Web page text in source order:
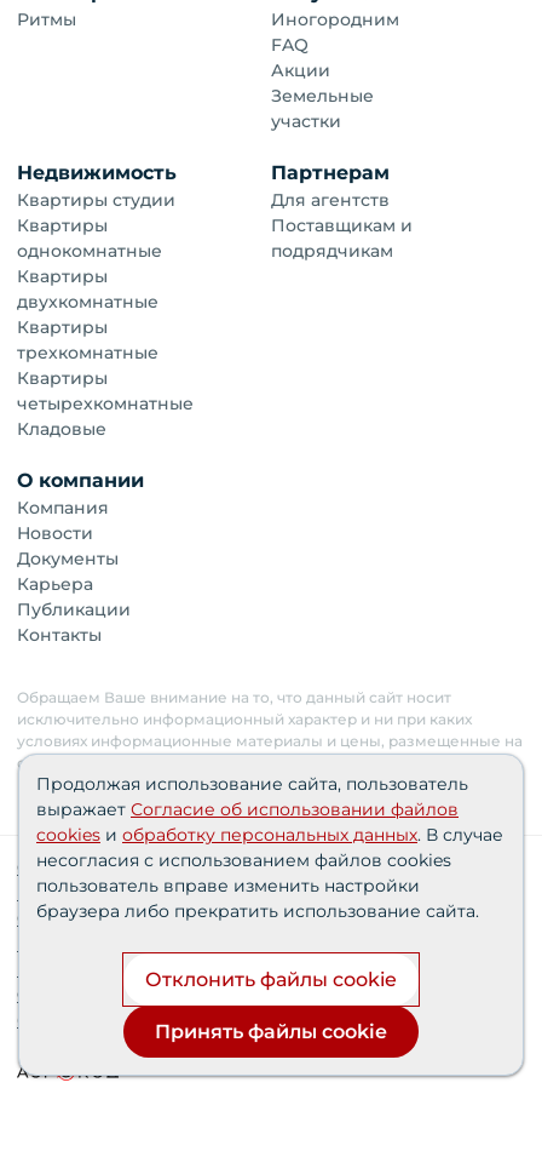
Ритмы
Иногородним
FAQ
Акции
Земельные
участки
Недвижимость
Квартиры студии
Квартиры
однокомнатные
Квартиры
двухкомнатные
Квартиры
трехкомнатные
Квартиры
четырехкомнатные
Кладовые
Партнерам
Для агентств
Поставщикам и
подрядчикам
О компании
Компания
Новости
Документы
Карьера
Публикации
Контакты
Обращаем Ваше внимание на то, что данный сайт носит
исключительно информационный характер и ни при каких
условиях информационные материалы и цены, размещенные на
сайте, не являются публичной офертой. Застройщик имеет
право изменять стоимость объектов.
Сведения о реализуемых требованиях к защите
персональных данных АО «СЗ «Партнер‑Строй»»
Согласия пользователей
Политика персональных данных
Финансирование строительства при поддержке
банка дом.рф
Разработка и продвижение сайта —
Продолжая использование сайта, пользователь
выражает Согласие об использовании файлов
cookies и обработку персональных данных. В случае
несогласия с использованием файлов cookies
пользователь вправе изменить настройки
браузера либо прекратить использование сайта.
Отклонить файлы cookie
Принять файлы cookie